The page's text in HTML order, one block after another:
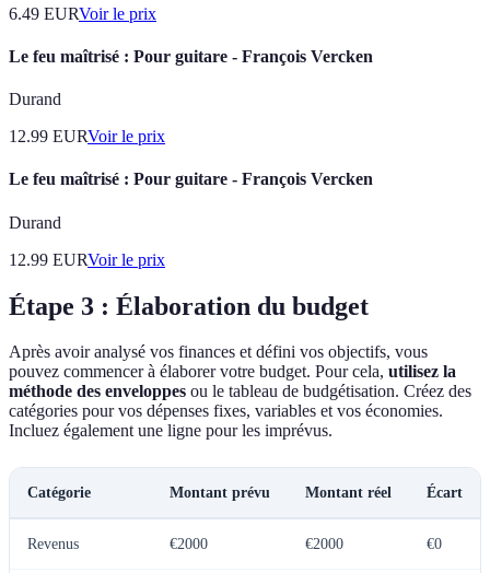
6.49 EURVoir le prix
Le feu maîtrisé : Pour guitare - François Vercken
Durand
12.99 EURVoir le prix
Le feu maîtrisé : Pour guitare - François Vercken
Durand
12.99 EURVoir le prix
Étape 3 : Élaboration du budget
Après avoir analysé vos finances et défini vos objectifs, vous
pouvez commencer à élaborer votre budget. Pour cela, utilisez la
méthode des enveloppes ou le tableau de budgétisation. Créez des
catégories pour vos dépenses fixes, variables et vos économies.
Incluez également une ligne pour les imprévus.
Catégorie Montant prévu Montant réel Écart
Revenus €2000 €2000 €0